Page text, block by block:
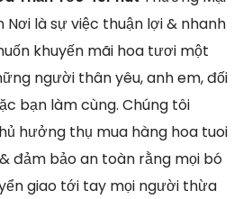
Nơi là sự việc thuận lợi & nhanh
khuyến mãi hoa tươi một
người thân yêu, anh em, đối
bạn làm cùng. Chúng tôi
hưởng thụ mua hàng hoa tuoi
đảm bảo an toàn rằng mọi bó
giao tới tay mọi người thừa